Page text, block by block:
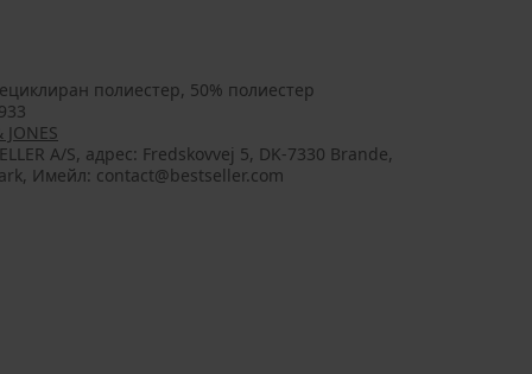
полиестер, 50% полиестер
JONES
A/S, aдрес: Fredskovvej 5, DK-7330 Brande,
Имейл: contact@bestseller.com